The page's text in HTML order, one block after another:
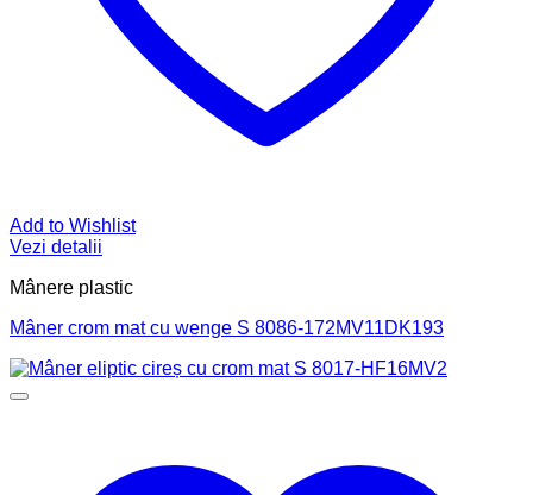
Add to Wishlist
Vezi detalii
Mânere plastic
Mâner crom mat cu wenge S 8086-172MV11DK193